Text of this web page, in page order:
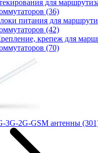
для
(36)
питания для
(42)
крепеж для
(70)
3G-2G-GSM антенны